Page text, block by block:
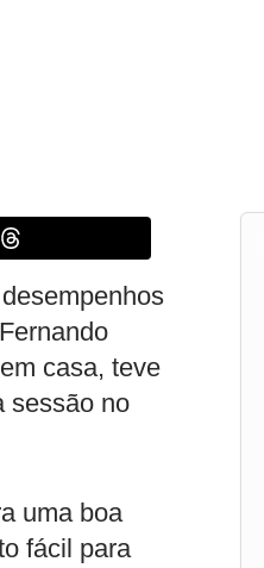
casa, teve
sessão no
uma boa
fácil para